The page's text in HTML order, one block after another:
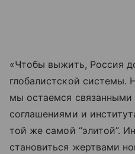
«Чтобы выжить, Россия
глобалистской системы.
мы остаемся
соглашениями и
той же самой “элитой”.
становиться жертвами